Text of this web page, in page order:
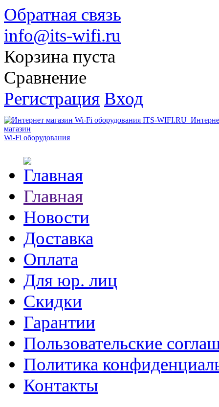
Обратная связь
info@its-wifi.ru
Корзина пуста
Сравнение
Регистрация Вход
магазин
Wi-Fi оборудования
Главная
Новости
Доставка
Оплата
Для юр. лиц
Скидки
Гарантии
Пользовательские
Политика
Контакты